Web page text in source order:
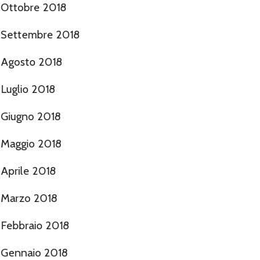
Ottobre 2018
Settembre 2018
Agosto 2018
Luglio 2018
Giugno 2018
Maggio 2018
Aprile 2018
Marzo 2018
Febbraio 2018
Gennaio 2018